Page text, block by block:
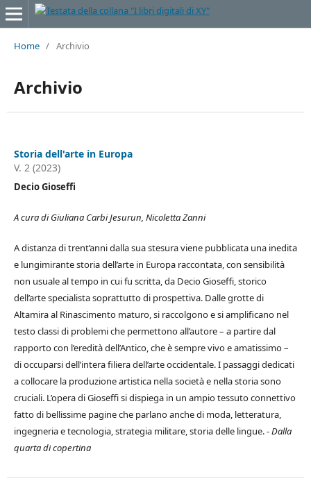
Home / Archivio
Archivio
Storia dell'arte in Europa
V. 2 (2023)
Decio Gioseffi
A cura di Giuliana Carbi Jesurun, Nicoletta Zanni
A distanza di trent’anni dalla sua stesura viene pubblicata una inedita
e lungimirante storia dell’arte in Europa raccontata, con sensibilità
non usuale al tempo in cui fu scritta, da Decio Gioseffi, storico
dell’arte specialista soprattutto di prospettiva. Dalle grotte di
Altamira al Rinascimento maturo, si raccolgono e si amplificano nel
testo classi di problemi che permettono all’autore – a partire dal
rapporto con l’eredità dell’Antico, che è sempre vivo e amatissimo –
di occuparsi dell’intera filiera dell’arte occidentale. I passaggi dedicati
a collocare la produzione artistica nella società e nella storia sono
cruciali. L’opera di Gioseffi si dispiega in un ampio tessuto connettivo
fatto di bellissime pagine che parlano anche di moda, letteratura,
ingegneria e tecnologia, strategia militare, storia delle lingue. -Dalla
quarta di copertina